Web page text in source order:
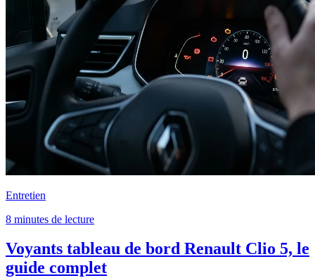
Entretien
8 minutes de lecture
Voyants tableau de bord Renault Clio 5, le
guide complet